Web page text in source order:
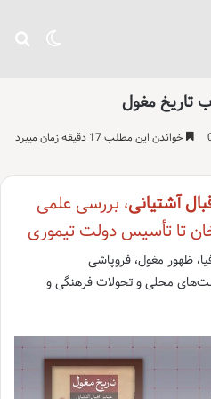
تغییر
تاریخ مغول
خواندن این مطلب 17 دقیقه زمان میبرد
آشتیانی، بررسی علمی
تا تأسیس دولت تیموری
ظهور مغول، فروپاشی
محلی و تحولات فرهنگی و